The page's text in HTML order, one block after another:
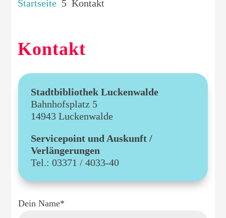
Startseite 5 Kontakt
Kontakt
Stadtbibliothek Luckenwalde
Bahnhofsplatz 5
14943 Luckenwalde
Servicepoint und Auskunft /
Verlängerungen
Tel.: 03371 / 4033-40
Dein Name*